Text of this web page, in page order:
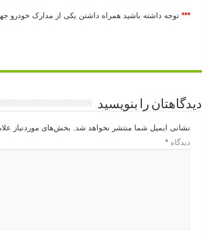
***توجه داشته باشید همراه داشتن یکی از مدارک خودرو
دیدگاهتان را بنویسید
نشانی ایمیل شما منتشر نخواهد شد. بخش‌های موردنیاز
دیدگاه*